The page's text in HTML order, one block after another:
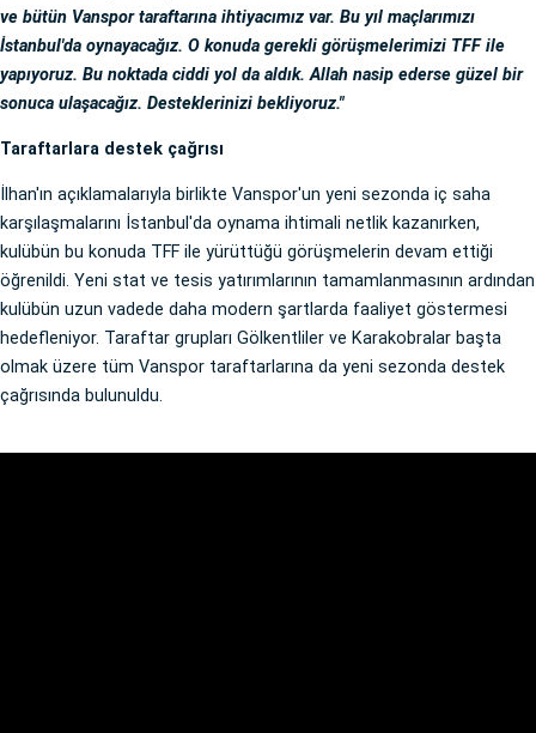
ve bütün Vanspor taraftarına ihtiyacımız var. Bu yıl maçlarımızı
İstanbul'da oynayacağız. O konuda gerekli görüşmelerimizi TFF ile
yapıyoruz. Bu noktada ciddi yol da aldık. Allah nasip ederse güzel bir
sonuca ulaşacağız. Desteklerinizi bekliyoruz."
Taraftarlara destek çağrısı
İlhan'ın açıklamalarıyla birlikte Vanspor'un yeni sezonda iç saha
karşılaşmalarını İstanbul'da oynama ihtimali netlik kazanırken,
kulübün bu konuda TFF ile yürüttüğü görüşmelerin devam ettiği
öğrenildi. Yeni stat ve tesis yatırımlarının tamamlanmasının ardından
kulübün uzun vadede daha modern şartlarda faaliyet göstermesi
hedefleniyor. Taraftar grupları Gölkentliler ve Karakobralar başta
olmak üzere tüm Vanspor taraftarlarına da yeni sezonda destek
çağrısında bulunuldu.